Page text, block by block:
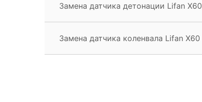
Замена датчика детонации Lifan X60
Замена датчика коленвала Lifan X60